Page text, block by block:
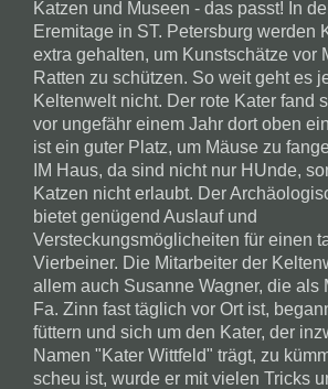
Katzen und Museen - das passt! In
Eremitage in ST. Petersburg werden
extra gehalten, um Kunstschätze vor
Ratten zu schützen. So weit geht es
Keltenwelt nicht. Der rote Kater fand
vor ungefähr einem Jahr dort oben
ist ein guter Platz, um Mäuse zu
IM Haus, da sind nicht nur HUnde,
Katzen nicht erlaubt. Der
bietet genügend Auslauf und
Versteckungsmöglicheiten für einen
Vierbeiner. Die Mitarbeiter der
allem auch Susanne Wagner, die als
Fa. Zinn fast täglich vor Ort ist,
füttern und sich um den Kater, der
Namen "Kater Wittfeld" trägt, zu
scheu ist, wurde er mit vielen Tricks